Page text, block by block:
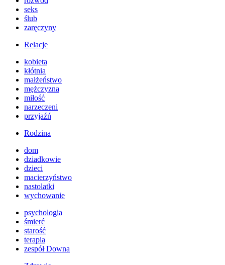
seks
ślub
zaręczyny
Relacje
kobieta
kłótnia
małżeństwo
mężczyzna
miłość
narzeczeni
przyjaźń
Rodzina
dom
dziadkowie
dzieci
macierzyństwo
nastolatki
wychowanie
psychologia
śmierć
starość
terapia
zespół Downa